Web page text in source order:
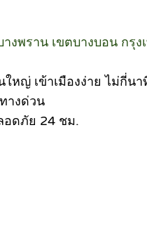
งพราน เขตบางบอน กรุ
หญ่ เข้าเมืองง่าย ไม่กี่น
างด่วน
อดภัย 24 ชม.